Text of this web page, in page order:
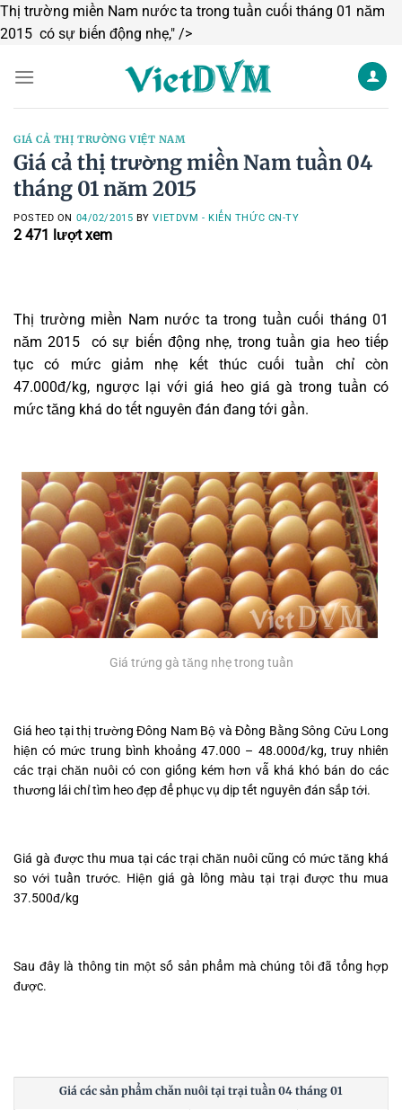
Thị trường miền Nam nước ta trong tuần cuối tháng 01 năm
2015 có sự biến động nhẹ," />Skip
content
GIÁ CẢ THỊ TRƯỜNG VIỆT NAM
Giá cả thị trường miền Nam tuần 04
tháng 01 năm 2015
POSTED ON 04/02/2015 BYVIETDVM - KIẾN THỨC CN-TY
2 471 lượt xem
Thị trường miền Nam nước ta trong tuần cuối tháng 01
năm 2015 có sự biến động nhẹ, trong tuần gia heo tiếp
tục có mức giảm nhẹ kết thúc cuối tuần chỉ còn
47.000đ/kg, ngược lại với giá heo giá gà trong tuần có
mức tăng khá do tết nguyên đán đang tới gần.
Giá trứng gà tăng nhẹ trong tuần
Giá heo tại thị trường Đông Nam Bộ và Đồng Bằng Sông Cửu Long
hiện có mức trung bình khoảng 47.000 – 48.000đ/kg, truy nhiên
các trại chăn nuôi có con giống kém hơn vẫ khá khó bán do các
thương lái chỉ tìm heo đẹp để phục vụ dịp tết nguyên đán sắp tới.
Giá gà được thu mua tại các trại chăn nuôi cũng có mức tăng khá
so với tuần trước. Hiện giá gà lông màu tại trại được thu mua
37.500đ/kg
Sau đây là thông tin một số sản phẩm mà chúng tôi đã tổng hợp
được.
Giá các sản phẩm chăn nuôi tại trại tuần 04 tháng 01